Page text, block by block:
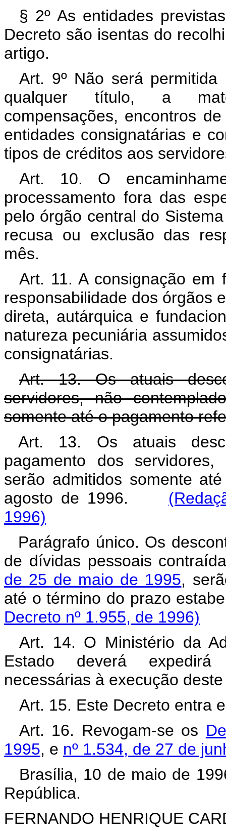
§ 2º As entidades
Decreto são isentas do
artigo.
Art. 9º Não será
qualquer título, a
compensações, encontros
entidades consignatárias e
tipos de créditos aos
Art. 10. O
processamento fora das
pelo órgão central do
recusa ou exclusão das
mês.
Art. 11. A consignação em
responsabilidade dos órgãos
direta, autárquica e
natureza pecuniária
consignatárias.
Art. 13. Os atuais
servidores, não
somente até o pagamento
Art. 13. Os atuais
pagamento dos
serão admitidos somente
agosto de 1996.
1996)
Parágrafo único. Os
de dívidas pessoais
de 25 de maio de 1995,
até o término do prazo
Decreto nº 1.955, de 1996)
Art. 14. O Ministério da
Estado deverá expedirá
necessárias à execução
Art. 15. Este Decreto entra
Art. 16. Revogam-se os
1995, e nº 1.534, de 27 de
Brasília, 10 de maio de
República.
FERNANDO HENRIQUE